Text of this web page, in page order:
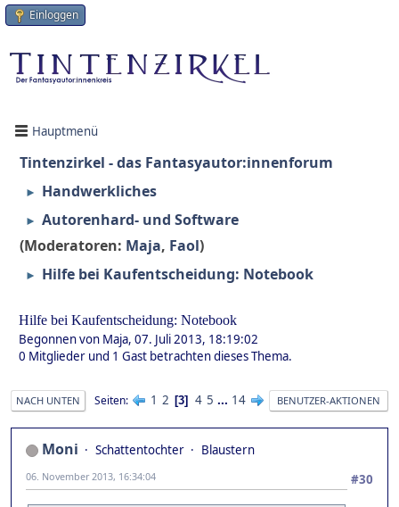
Einloggen
Hauptmenü
Tintenzirkel - das Fantasyautor:innenforum
► Handwerkliches
► Autorenhard- und Software
(Moderatoren: Maja, Faol)
► Hilfe bei Kaufentscheidung: Notebook
Hilfe bei Kaufentscheidung: Notebook
Begonnen von Maja, 07. Juli 2013, 18:19:02
0 Mitglieder und 1 Gast betrachten dieses Thema.
NACH UNTEN Seiten 1 2 3 4 5 ... 14 BENUTZER-AKTIONEN
Moni Schattentochter
Blaustern
#30
06. November 2013, 16:34:04